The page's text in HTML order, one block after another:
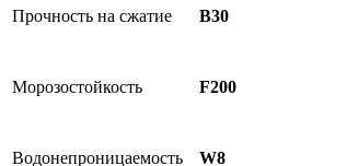
Прочность на сжатие B30
Морозостойкость F200
Водонепроницаемость W8